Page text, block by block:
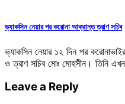
ভ্যাকসিন নেয়ার পর করোনা আক্রান্ত ত্রাণ সচিব
ভ্যাকসিন নেয়ার ১২ দিন পর
ও ত্রাণ সচিব মোঃ মোহসীন। তিনি
Leave a Reply